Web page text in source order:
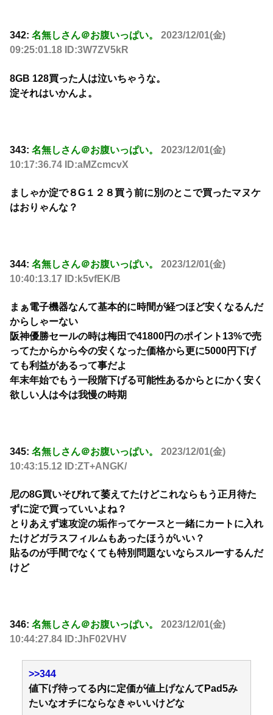
342: 名無しさん＠お腹いっぱい。
2023/12/01(金)
09:25:01.18 ID:3W7ZV5kR
8GB 128買った人は泣いちゃうな。
淀それはいかんよ。
343: 名無しさん＠お腹いっぱい。
2023/12/01(金)
10:17:36.74 ID:aMZcmcvX
ましゃか淀で８G１２８買う前に別のとこで買ったマヌケ
はおりゃんな？
344: 名無しさん＠お腹いっぱい。
2023/12/01(金)
10:40:13.17 ID:k5vfEK/B
まぁ電子機器なんて基本的に時間が経つほど安くなるんだ
からしゃーない
阪神優勝セールの時は梅田で41800円のポイント13%で売
ってたからから今の安くなった価格から更に5000円下げ
ても利益があるって事だよ
年末年始でもう一段階下げる可能性あるからとにかく安く
欲しい人は今は我慢の時期
345: 名無しさん＠お腹いっぱい。
2023/12/01(金)
10:43:15.12 ID:ZT+ANGK/
尼の8G買いそびれて萎えてたけどこれならもう正月待た
ずに淀で買っていいよね？
とりあえず速攻淀の垢作ってケースと一緒にカートに入れ
たけどガラスフィルムもあったほうがいい？
貼るのが手間でなくても特別問題ないならスルーするんだ
けど
346: 名無しさん＠お腹いっぱい。
2023/12/01(金)
10:44:27.84 ID:JhF02VHV
>>344
値下げ待ってる内に定価が値上げなんてPad5み
たいなオチにならなきゃいいけどな